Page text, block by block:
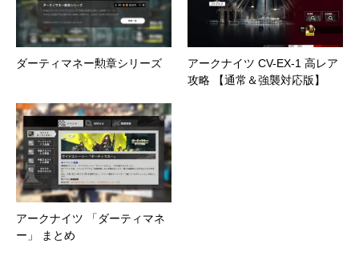
ダーティマネー勲章シリーズ
アークナイツ CV-EX-1 高レア
攻略 【通常＆強襲対応版】
アークナイツ 「ダーティマネ
ー」 まとめ